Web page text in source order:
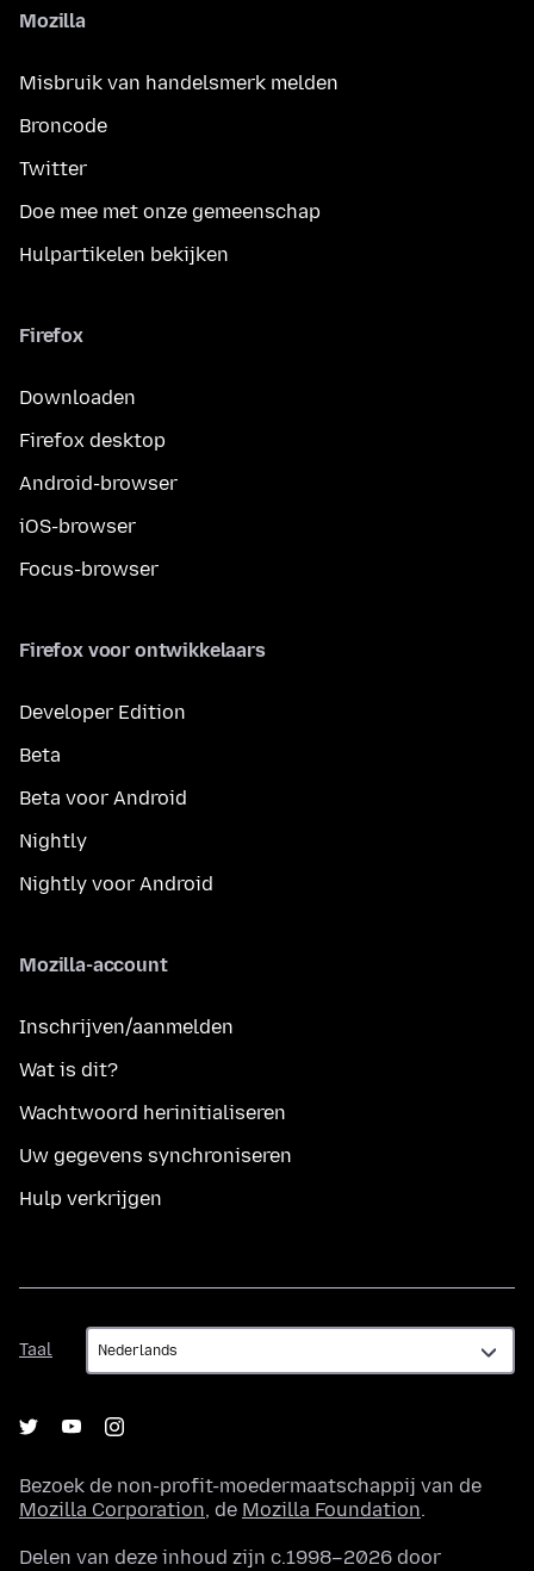
Mozilla
Misbruik van handelsmerk melden
Broncode
Twitter
Doe mee met onze gemeenschap
Hulpartikelen bekijken
Firefox
Downloaden
Firefox desktop
Android-browser
iOS-browser
Focus-browser
Firefox voor ontwikkelaars
Developer Edition
Beta
Beta voor Android
Nightly
Nightly voor Android
Mozilla-account
Inschrijven/aanmelden
Wat is dit?
Wachtwoord herinitialiseren
Uw gegevens synchroniseren
Hulp verkrijgen
Taal
Taal
Bezoek de non-profit-moedermaatschappij van de
Mozilla Corporation, de Mozilla Foundation.
Delen van deze inhoud zijn c.1998–2026 door